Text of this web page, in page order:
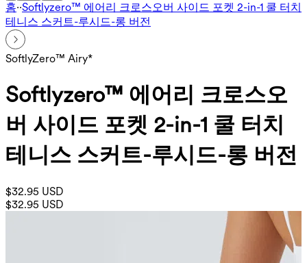
홈··Softlyzero™ 에어리 크로스오버 사이드 포켓 2-in-1 쿨 터치
테니스 스커트-루시드-롱 버전
SoftlyZero™ Airy*
Softlyzero™ 에어리 크로스오
버 사이드 포켓 2-in-1 쿨 터치
테니스 스커트-루시드-롱 버전
$32.95 USD
$32.95 USD